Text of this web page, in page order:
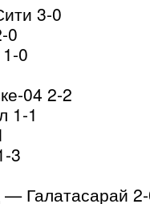
3-0
0
0
04 2-2
1-1
3
Галатасарай